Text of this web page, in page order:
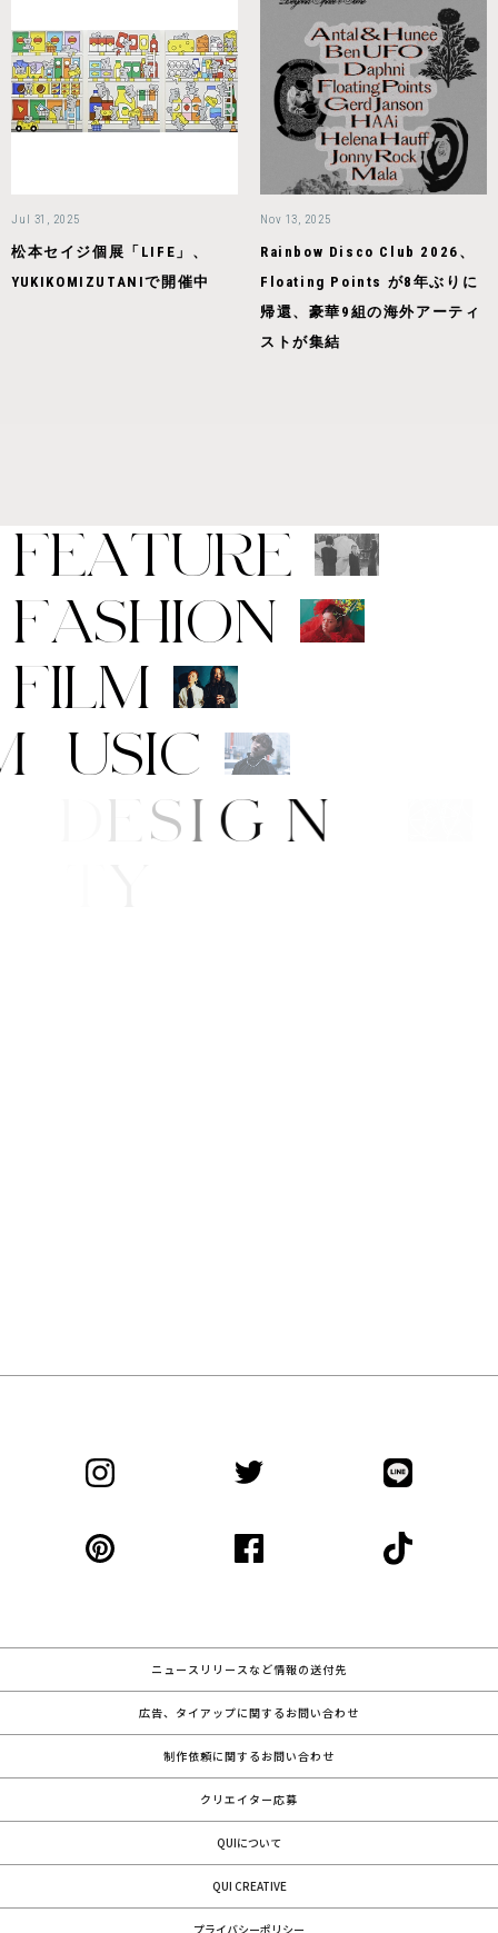
Jul 31, 2025
松本セイジ個展「LIFE」、
YUKIKOMIZUTANIで開催中
Nov 13, 2025
Rainbow Disco Club 2026、
Floating Points が8年ぶりに
帰還、豪華9組の海外アーティ
ストが集結
FEATURE
FASHION
FILM
M USIC
T/D ES IG
ニュースリリースなど情報の送付先
広告、タイアップに関するお問い合わせ
制作依頼に関するお問い合わせ
クリエイター応募
QUIについて
QUI CREATIVE
プライバシーポリシー